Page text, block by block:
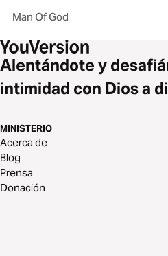
Man Of God
Alentándote y
intimidad con Dios a
MINISTERIO
Acerca de
Blog
Prensa
Donación